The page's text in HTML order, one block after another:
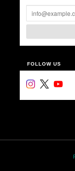
FOLLOW US